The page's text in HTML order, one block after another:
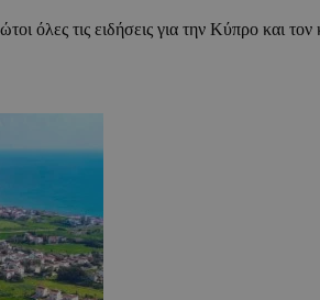
όλες τις ειδήσεις για την Κύπρο και